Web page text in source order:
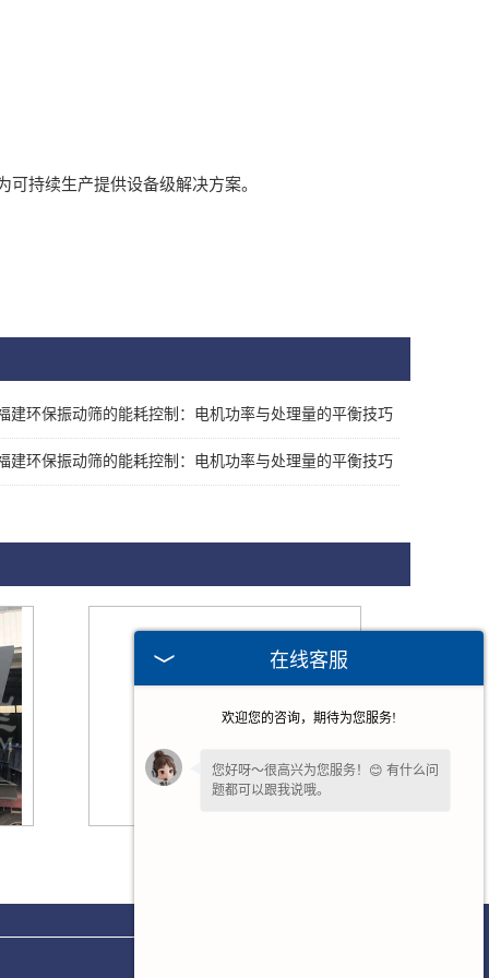
持续生产提供设备级解决方案。
建环保振动筛的能耗控制：电机功率与处理量的平衡技巧
建环保振动筛的能耗控制：电机功率与处理量的平衡技巧
在线客服
欢迎您的咨询，期待为您服务!
您好呀～很高兴为您服务！😊 有什么问
题都可以跟我说哦。